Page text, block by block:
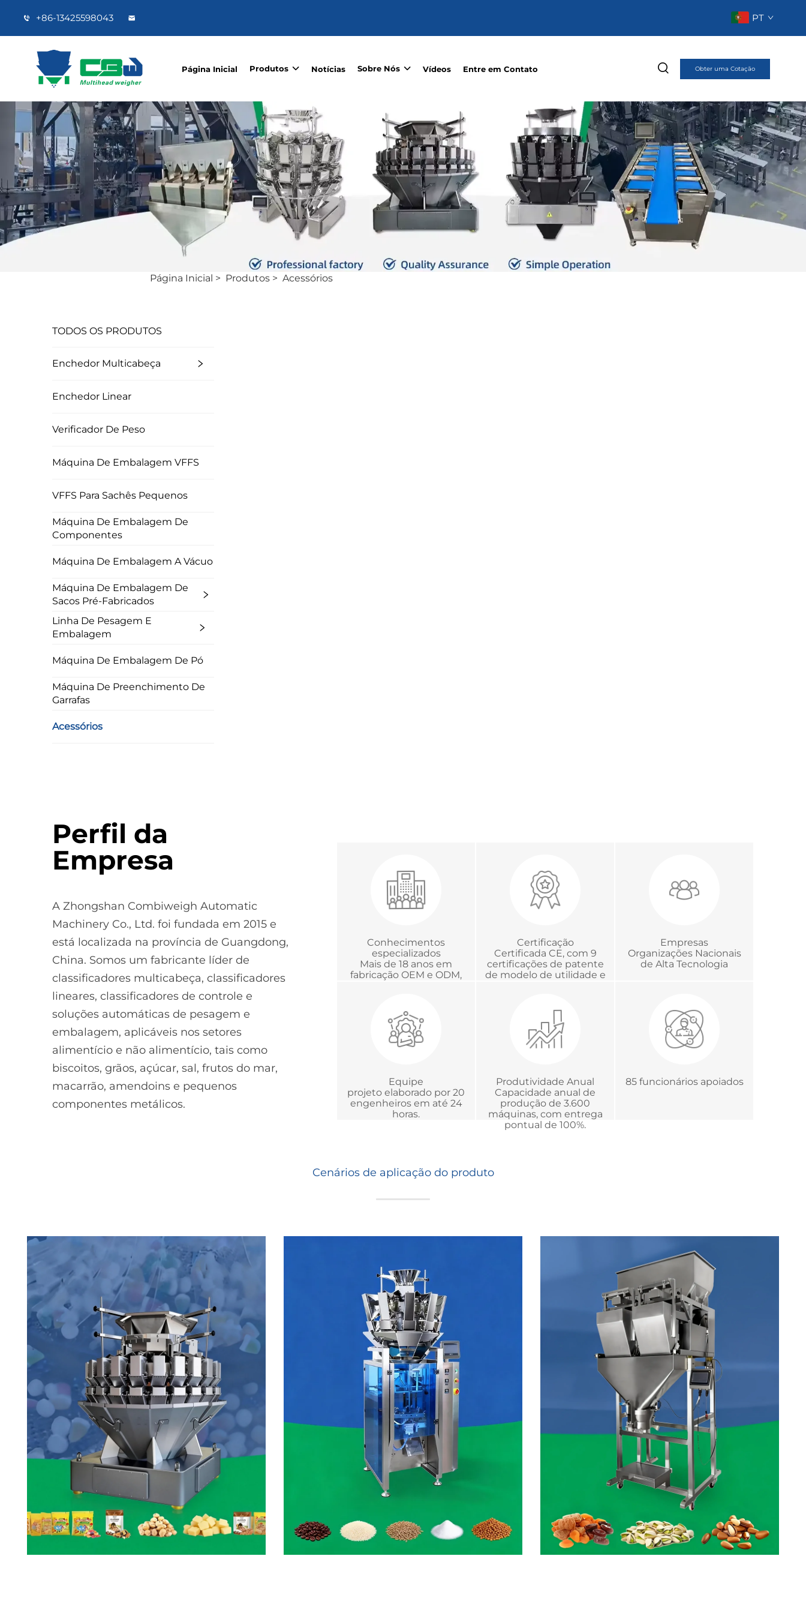
+86-13425598043 PT
Página Inicial Produtos Notícias Sobre Nós Vídeos Entre em Contato Obter uma Cotação
Página Inicial > Produtos > Acessórios
TODOS OS PRODUTOS
Enchedor Multicabeça
Enchedor Linear
Verificador De Peso
Máquina De Embalagem VFFS
VFFS Para Sachês Pequenos
Máquina De Embalagem De
Componentes
Máquina De Embalagem A Vácuo
Máquina De Embalagem De
Sacos Pré-Fabricados
Linha De Pesagem E
Embalagem
Máquina De Embalagem De Pó
Máquina De Preenchimento De
Garrafas
Acessórios
Perfil da
Empresa
A Zhongshan Combiweigh Automatic
Machinery Co., Ltd. foi fundada em 2015 e
está localizada na província de Guangdong,
China. Somos um fabricante líder de
classificadores multicabeça, classificadores
lineares, classificadores de controle e
soluções automáticas de pesagem e
embalagem, aplicáveis nos setores
alimentício e não alimentício, tais como
biscoitos, grãos, açúcar, sal, frutos do mar,
macarrão, amendoins e pequenos
componentes metálicos.
Conhecimentos
especializados
Mais de 18 anos em
fabricação OEM e ODM,
Certificação
Certificada CE, com 9
certificações de patente
de modelo de utilidade e
em Metrologia.
Empresas
Organizações Nacionais
de Alta Tecnologia
Equipe
projeto elaborado por 20
engenheiros em até 24
horas.
Produtividade Anual
Capacidade anual de
produção de 3.600
máquinas, com entrega
pontual de 100%.
85 funcionários apoiados
Cenários de aplicação do produto